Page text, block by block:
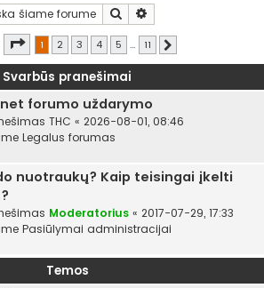
Ieškoti
Puslapis iš
1 2 3 4 5 … 11
Svarbūs pranešimai
forumo uždarymo
THC « 2026-08-01, 08:46
Legalus forumas
nuotraukų? Kaip teisingai įkelti
Moderatorius « 2017-07-29, 17:33
Pasiūlymai administracijai
Temos